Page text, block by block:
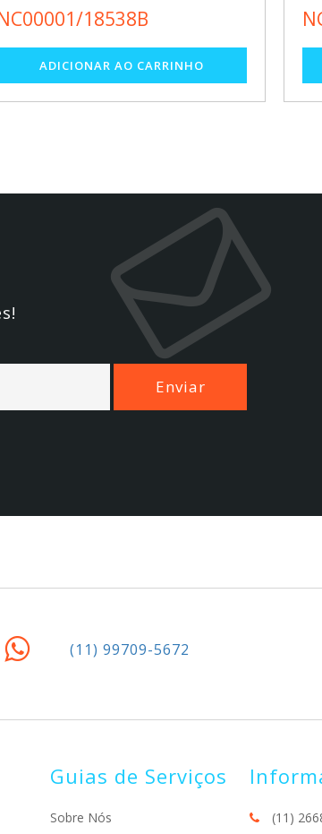
18538B
(11) 99709-5672
Guias de Serviços
Sobre Nós (11)